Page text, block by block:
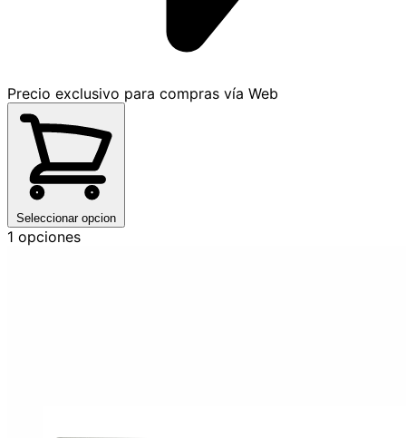
Precio exclusivo para compras vía Web
Seleccionar opcion
1 opciones